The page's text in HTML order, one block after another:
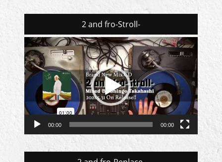
2 and fro-Stroll-
動
画
プ
レ
ー
ー
00:00 00:00